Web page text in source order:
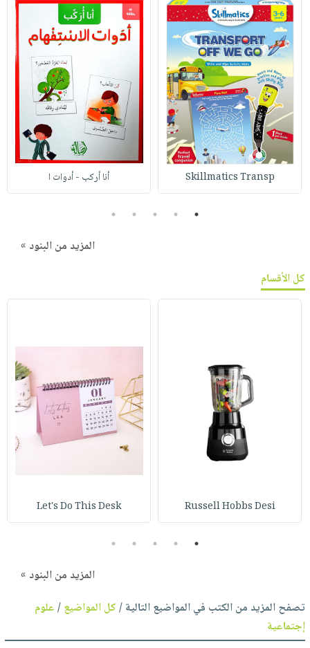
Skillmatics Transp أنا أركب - أدوات ا
1
2
3
4
5
المزيد من البنود »
كل الأقسام
Russell Hobbs Desi
Let's Do This Desk
1
2
3
4
5
المزيد من البنود »
تصفح المزيد من الكتب في المواضيع التالية /كل المواضيع/علوم
إجتماعية